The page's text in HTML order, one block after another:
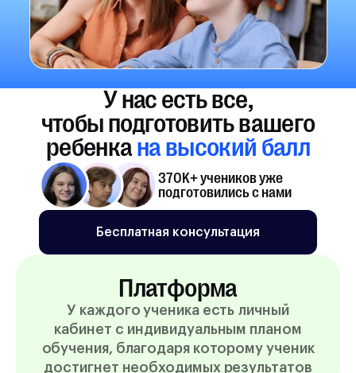
У нас есть все,
чтобы подготовить вашего
ребенкана высокий балл
370K+ учеников уже
подготовились с нами
Бесплатная консультация
Платформа
У каждого ученика есть личный
кабинет с индивидуальным планом
обучения, благодаря которому ученик
достигнет необходимых результатов